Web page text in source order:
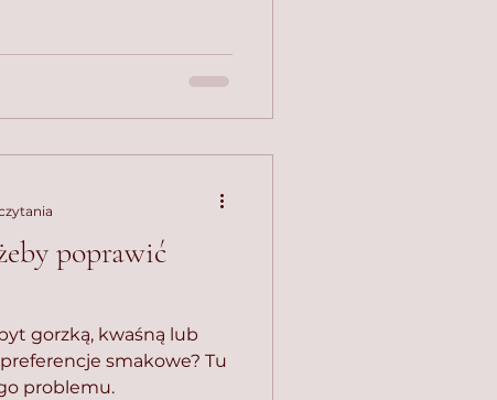
poprawić
gorzką, kwaśną lub
smakowe? Tu
problemu.